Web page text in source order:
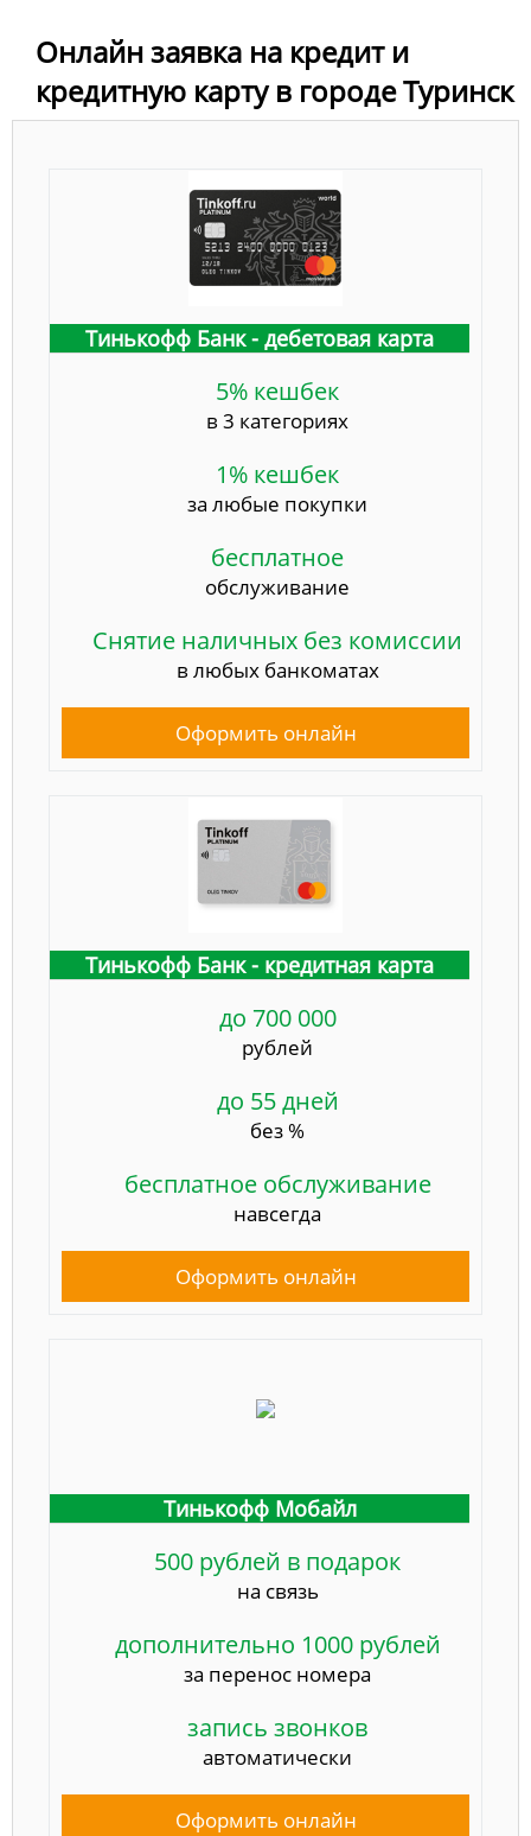
Онлайн заявка на кредит и
кредитную карту в городе Туринск
Тинькофф Банк - дебетовая карта
5% кешбек
в 3 категориях
1% кешбек
за любые покупки
бесплатное
обслуживание
Снятие наличных без комиссии
в любых банкоматах
Оформить онлайн
Тинькофф Банк - кредитная карта
до 700 000
рублей
до 55 дней
без %
бесплатное обслуживание
навсегда
Оформить онлайн
Тинькофф Мобайл
500 рублей в подарок
на связь
дополнительно 1000 рублей
за перенос номера
запись звонков
автоматически
Оформить онлайн